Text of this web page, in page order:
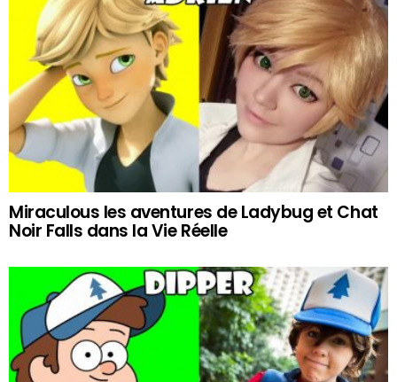
Miraculous les aventures de Ladybug et Chat
Noir Falls dans la Vie Réelle